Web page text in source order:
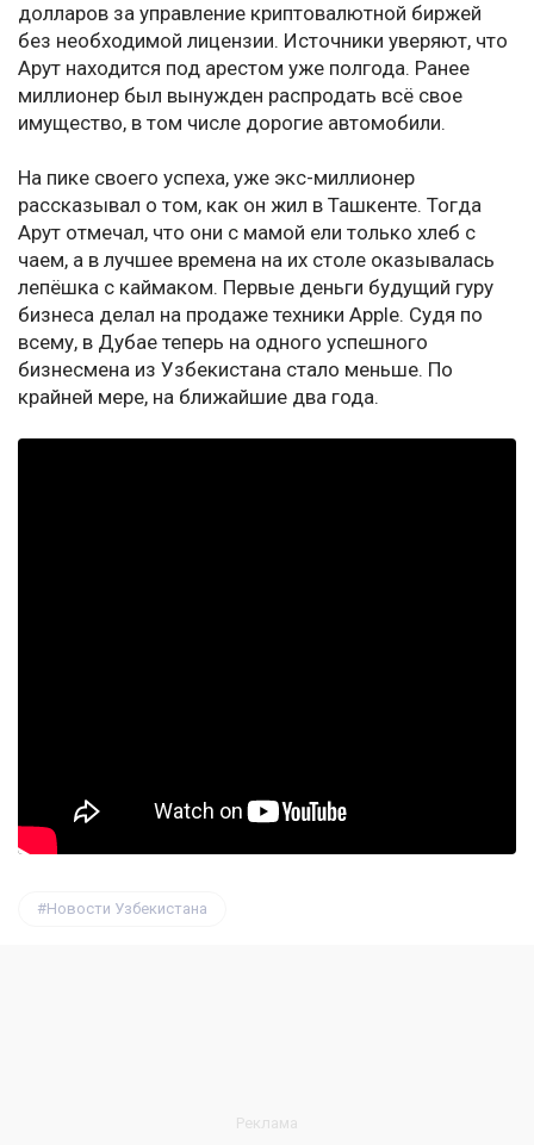
долларов за управление криптовалютной биржей
без необходимой лицензии. Источники уверяют, что
Арут находится под арестом уже полгода. Ранее
миллионер был вынужден распродать всё свое
имущество, в том числе дорогие автомобили.
На пике своего успеха, уже экс-миллионер
рассказывал о том, как он жил в Ташкенте. Тогда
Арут отмечал, что они с мамой ели только хлеб с
чаем, а в лучшее времена на их столе оказывалась
лепёшка с каймаком. Первые деньги будущий гуру
бизнеса делал на продаже техники Apple. Судя по
всему, в Дубае теперь на одного успешного
бизнесмена из Узбекистана стало меньше. По
крайней мере, на ближайшие два года.
Новости Узбекистана